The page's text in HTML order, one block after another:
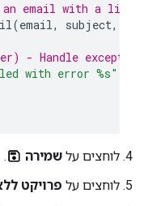
email with a link to
(email, subject,
- Handle exception
with error %s"
לוחצים על שמירה
.
לוחצים על פרויקט